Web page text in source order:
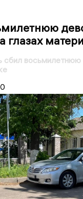
глазах матери
сбил восьмилетнюю